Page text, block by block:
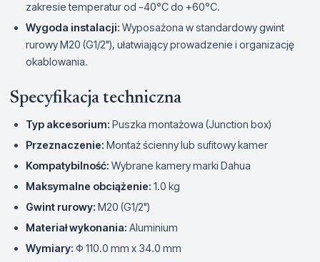
zakresie temperatur od -40°C do +60°C.
Wygoda instalacji: Wyposażona w standardowy gwint
rurowy M20 (G1/2"), ułatwiający prowadzenie i organizację
okablowania.
Specyfikacja techniczna
Typ akcesorium: Puszka montażowa (Junction box)
Przeznaczenie: Montaż ścienny lub sufitowy kamer
Kompatybilność: Wybrane kamery marki Dahua
Maksymalne obciążenie: 1.0 kg
Gwint rurowy: M20 (G1/2")
Materiał wykonania: Aluminium
Wymiary: Φ 110.0 mm x 34.0 mm